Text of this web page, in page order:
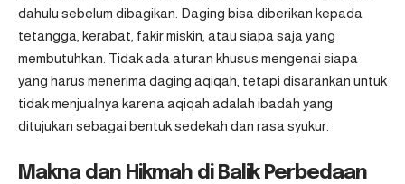
dahulu sebelum dibagikan. Daging bisa diberikan kepada
tetangga, kerabat, fakir miskin, atau siapa saja yang
membutuhkan. Tidak ada aturan khusus mengenai siapa
yang harus menerima daging aqiqah, tetapi disarankan untuk
tidak menjualnya karena aqiqah adalah ibadah yang
ditujukan sebagai bentuk sedekah dan rasa syukur.
Makna dan Hikmah di Balik Perbedaan